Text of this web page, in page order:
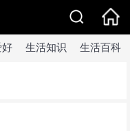
好 生活知识 生活百科